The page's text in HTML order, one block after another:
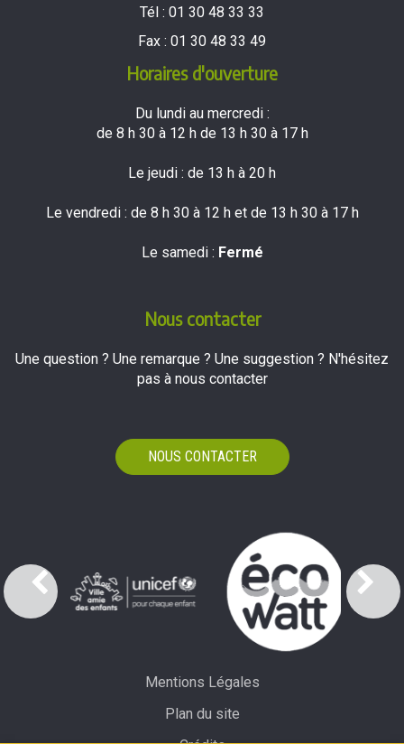
Tél : 01 30 48 33 33
Fax : 01 30 48 33 49
Horaires d'ouverture
Du lundi au mercredi :
de 8 h 30 à 12 h de 13 h 30 à 17 h
Le jeudi : de 13 h à 20 h
Le vendredi : de 8 h 30 à 12 h et de 13 h 30 à 17 h
Le samedi : Fermé
Nous contacter
Une question ? Une remarque ? Une suggestion ? N'hésitez
pas à nous contacter
NOUS CONTACTER
Mentions Légales
Plan du site